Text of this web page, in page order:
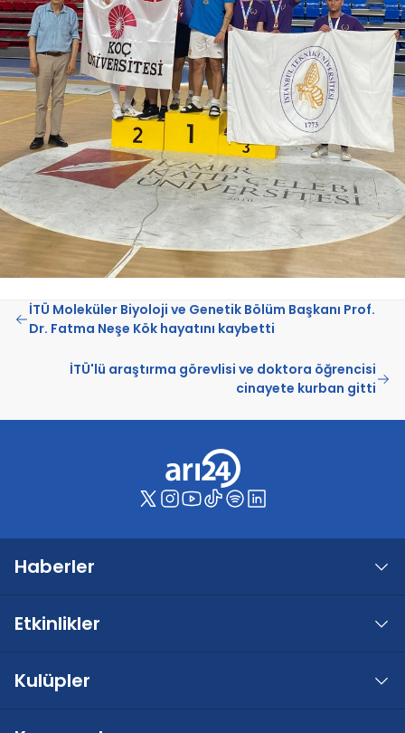
İTÜ Moleküler Biyoloji ve Genetik Bölüm Başkanı Prof.
Dr. Fatma Neşe Kök hayatını kaybetti
İTÜ'lü araştırma görevlisi ve doktora öğrencisi
cinayete kurban gitti
Haberler
Etkinlikler
Kulüpler